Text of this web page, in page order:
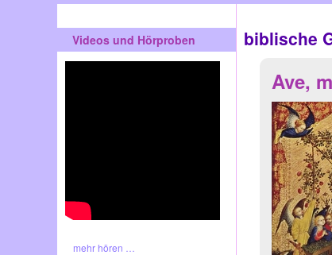
Videos und Hörproben
mehr hören …
biblische
Ave,